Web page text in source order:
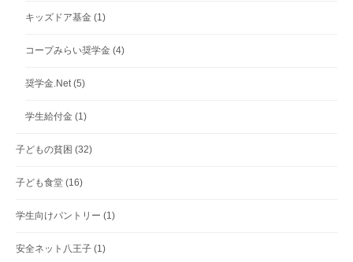
キッズドア基金 (1)
コープみらい奨学金 (4)
奨学金.Net (5)
学生給付金 (1)
子どもの貧困 (32)
子ども食堂 (16)
学生向けパントリー (1)
安全ネット八王子 (1)